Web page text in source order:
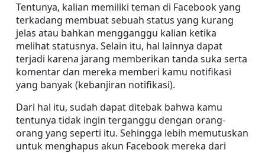
Tentunya, kalian memiliki teman di Facebook yang
terkadang membuat sebuah status yang kurang
jelas atau bahkan mengganggu kalian ketika
melihat statusnya. Selain itu, hal lainnya dapat
terjadi karena jarang memberikan tanda suka serta
komentar dan mereka memberi kamu notifikasi
yang banyak (kebanjiran notifikasi).
Dari hal itu, sudah dapat ditebak bahwa kamu
tentunya tidak ingin terganggu dengan orang-
orang yang seperti itu. Sehingga lebih memutuskan
untuk menghapus akun Facebook mereka dari